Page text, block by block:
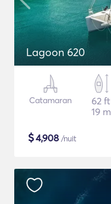
Lagoon 620
Catamaran
62 ft
19 m
$4,908 /nuit